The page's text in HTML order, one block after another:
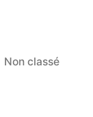
Publié
Non classé